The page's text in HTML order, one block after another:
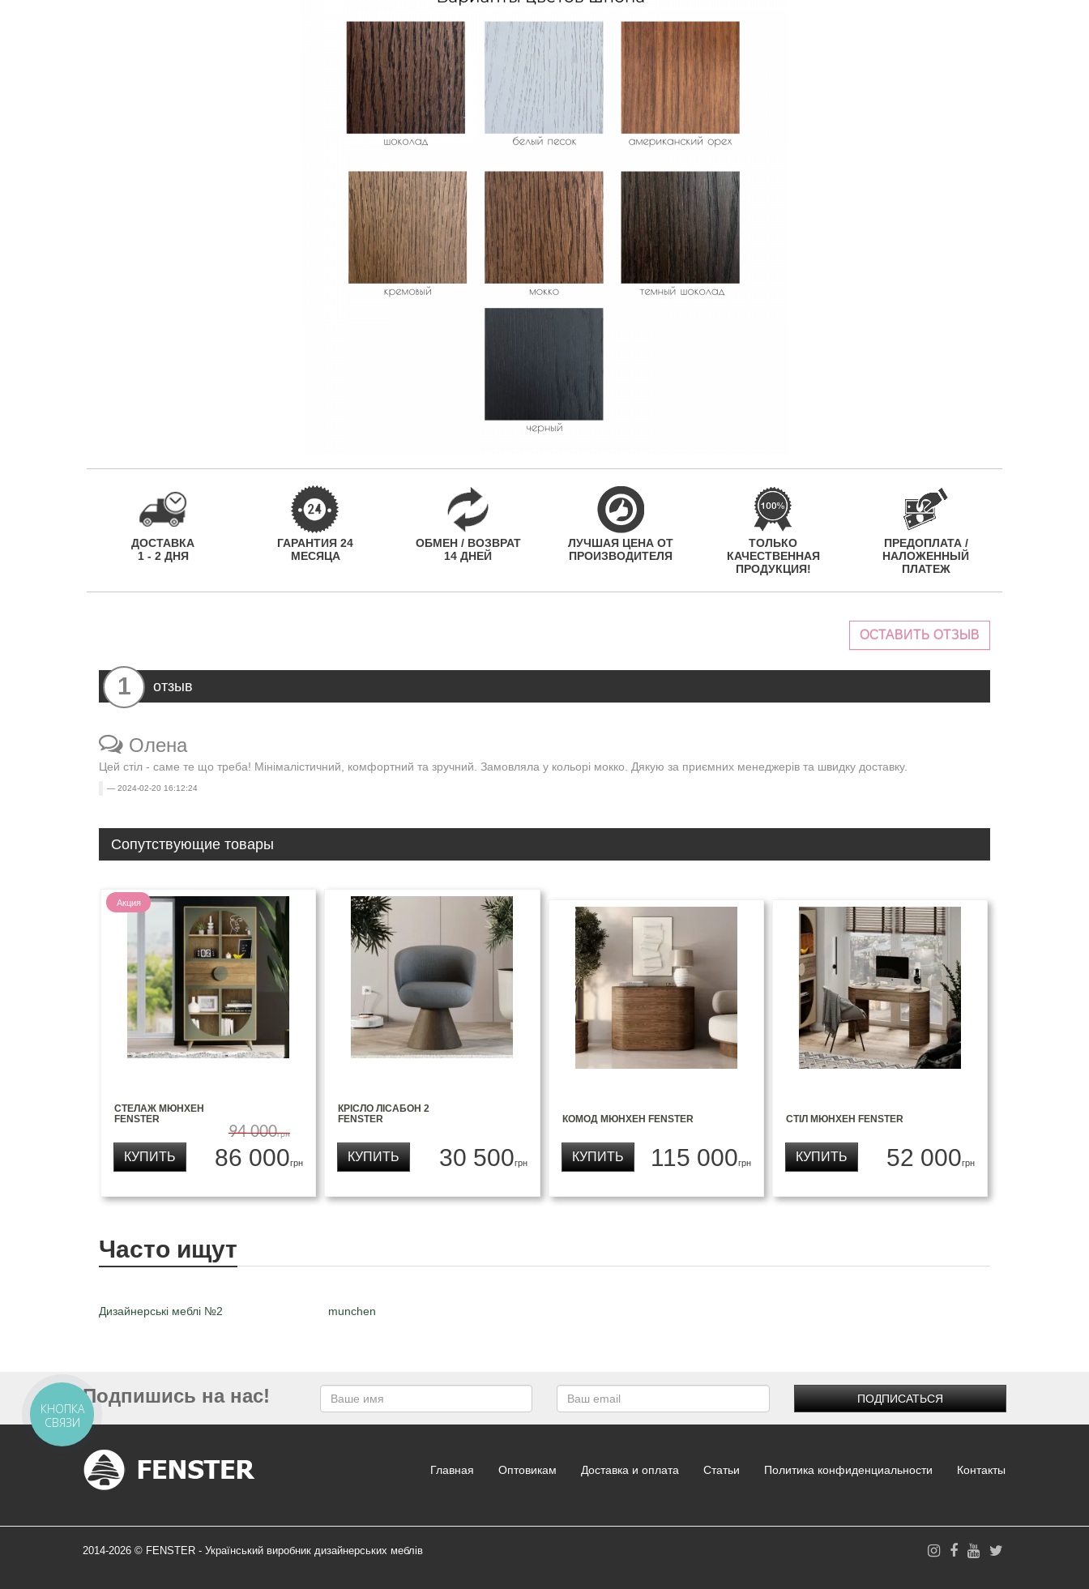
ДОСТАВКА
1 - 2 ДНЯ
ГАРАНТИЯ 24
МЕСЯЦА
ОБМЕН / ВОЗВРАТ
14 ДНЕЙ
ЛУЧШАЯ ЦЕНА ОТ
ПРОИЗВОДИТЕЛЯ
ТОЛЬКО
КАЧЕСТВЕННАЯ
ПРОДУКЦИЯ!
ПРЕДОПЛАТА /
НАЛОЖЕННЫЙ
ПЛАТЕЖ
ОСТАВИТЬ ОТЗЫВ
1 отзыв
Олена
Цей стіл - саме те що треба! Мінімалістичний, комфортний та зручний. Замовляла у кольорі мокко. Дякую за приємних менеджерів та швидку доставку.
2024-02-20 16:12:24
Сопутствующие товары
Акция
СТЕЛАЖ МЮНХЕН
FENSTER
94 000грн
86 000грн
КУПИТЬ
КРІСЛО ЛІСАБОН 2
FENSTER
30 500грн
КУПИТЬ
КОМОД МЮНХЕН FENSTER
115 000грн
КУПИТЬ
СТІЛ МЮНХЕН FENSTER
52 000грн
КУПИТЬ
Часто ищут
Дизайнерські меблі №2 munchen
Подпишись на нас! ПОДПИСАТЬСЯ
Главная Оптовикам Доставка и оплата Статьи Политика конфиденциальности Контакты
2014-2026 © FENSTER - Український виробник дизайнерських меблів
КНОПКА
СВЯЗИ